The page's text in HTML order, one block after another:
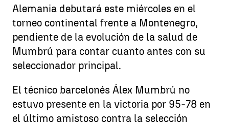
Alemania debutará este miércoles en el
torneo continental frente a Montenegro,
pendiente de la evolución de la salud de
Mumbrú para contar cuanto antes con su
seleccionador principal.
El técnico barcelonés Álex Mumbrú no
estuvo presente en la victoria por 95-78 en
el último amistoso contra la selección